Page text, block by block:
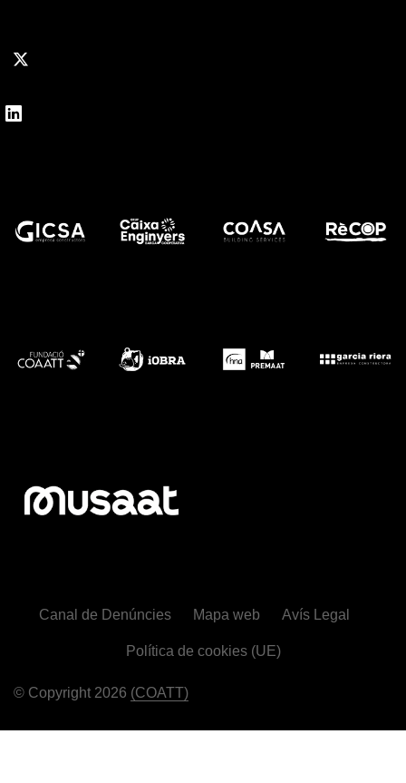
© Copyright 2026 (COATT)
Canal de Denúncies Mapa web Avís Legal
Política de cookies (UE)